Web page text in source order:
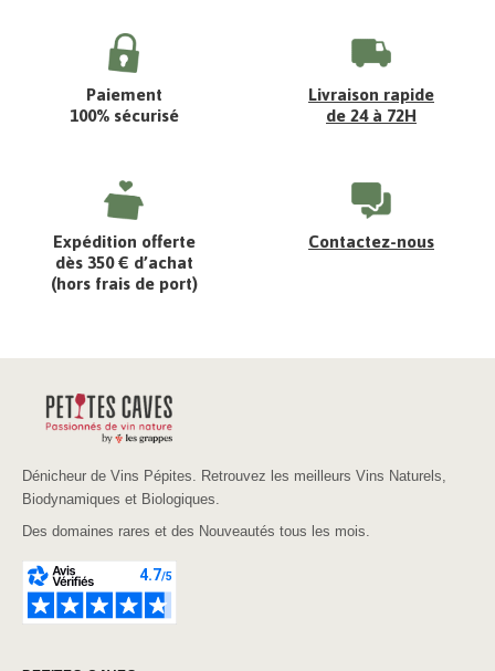
Paiement
100% sécurisé
Livraison rapide
de 24 à 72H
Expédition offerte
dès 350 € d’achat
(hors frais de port)
Contactez-nous
Dénicheur de Vins Pépites. Retrouvez les meilleurs Vins Naturels,
Biodynamiques et Biologiques.
Des domaines rares et des Nouveautés tous les mois.